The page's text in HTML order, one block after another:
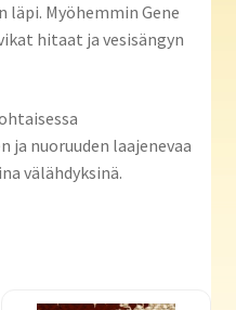
Myöhemmin Gene
hitaat ja vesisängyn
ja nuoruuden laajenevaa
välähdyksinä.